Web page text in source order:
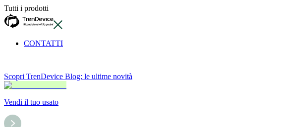
Tutti i prodotti
CONTATTI
Scopri TrenDevice Blog: le ultime novità
Vendi il tuo usato